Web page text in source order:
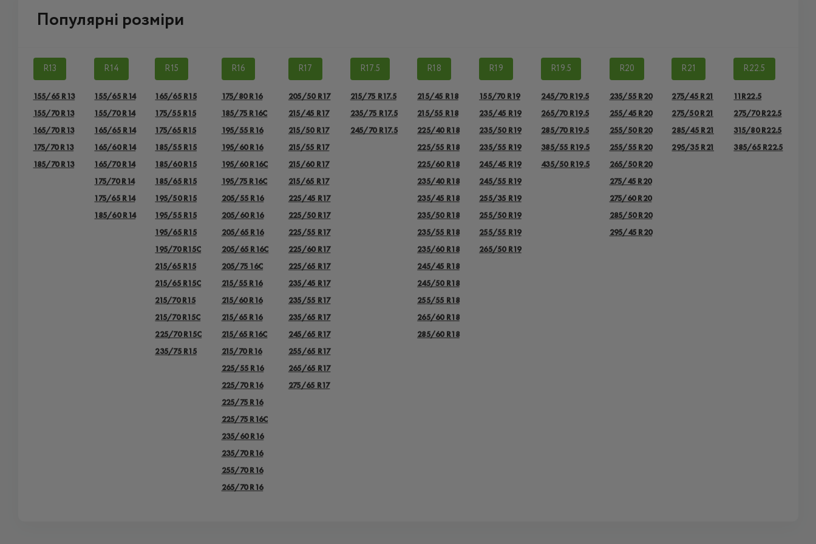
Популярні розміри
R13
155/65 R13
155/70 R13
165/70 R13
175/70 R13
185/70 R13
R14
155/65 R14
155/70 R14
165/65 R14
165/60 R14
165/70 R14
175/70 R14
175/65 R14
185/60 R14
R15
165/65 R15
175/55 R15
175/65 R15
185/55 R15
185/60 R15
185/65 R15
195/50 R15
195/55 R15
195/65 R15
195/70 R15C
215/65 R15
215/65 R15C
215/70 R15
215/70 R15C
225/70 R15C
235/75 R15
R16
175/80 R16
185/75 R16C
195/55 R16
195/60 R16
195/60 R16C
195/75 R16C
205/55 R16
205/60 R16
205/65 R16
205/65 R16C
205/75 16C
215/55 R16
215/60 R16
215/65 R16
215/65 R16C
215/70 R16
225/55 R16
225/70 R16
225/75 R16
225/75 R16С
235/60 R16
235/70 R16
255/70 R16
265/70 R16
R17
205/50 R17
215/45 R17
215/50 R17
215/55 R17
215/60 R17
215/65 R17
225/45 R17
225/50 R17
225/55 R17
225/60 R17
225/65 R17
235/45 R17
235/55 R17
235/65 R17
245/65 R17
255/65 R17
265/65 R17
275/65 R17
R17.5
215/75 R17.5
235/75 R17.5
245/70 R17.5
R18
215/45 R18
215/55 R18
225/40 R18
225/55 R18
225/60 R18
235/40 R18
235/45 R18
235/50 R18
235/55 R18
235/60 R18
245/45 R18
245/50 R18
255/55 R18
265/60 R18
285/60 R18
R19
155/70 R19
235/45 R19
235/50 R19
235/55 R19
245/45 R19
245/55 R19
255/35 R19
255/50 R19
255/55 R19
265/50 R19
R19.5
245/70 R19.5
265/70 R19.5
285/70 R19.5
385/55 R19.5
435/50 R19.5
R20
235/55 R20
255/45 R20
255/50 R20
255/55 R20
265/50 R20
275/45 R20
275/60 R20
285/50 R20
295/45 R20
R21
275/45 R21
275/50 R21
285/45 R21
295/35 R21
R22.5
11R22.5
275/70 R22.5
315/80 R22.5
385/65 R22.5